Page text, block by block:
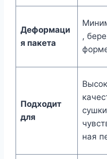
Деформаци
я пакета
,
Подходит
для
ная